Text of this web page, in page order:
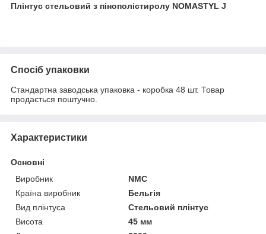
Плінтус стельовий з пінополістиролу NOMASTYL J
Спосіб упаковки
Стандартна заводська упаковка - коробка 48 шт. Товар
продається поштучно.
Характеристики
Основні
Виробник
NMC
Країна виробник
Бельгія
Вид плінтуса
Стельовий плінтус
Висота
45 мм